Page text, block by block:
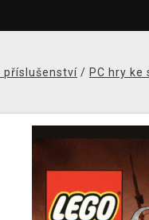
příslušenství / PC hry ke